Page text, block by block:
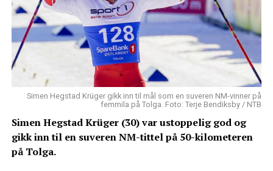
Simen Hegstad Krüger gikk inn til mål som en suveren NM-vinner på
femmila på Tolga. Foto: Terje Bendiksby / NTB
Simen Hegstad Krüger (30) var ustoppelig god og
gikk inn til en suveren NM-tittel på 50-kilometeren
på Tolga.